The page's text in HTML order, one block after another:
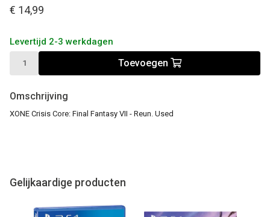
€ 14,99
Levertijd 2-3 werkdagen
Toevoegen
Omschrijving
XONE Crisis Core: Final Fantasy VII - Reun. Used
Gelijkaardige producten